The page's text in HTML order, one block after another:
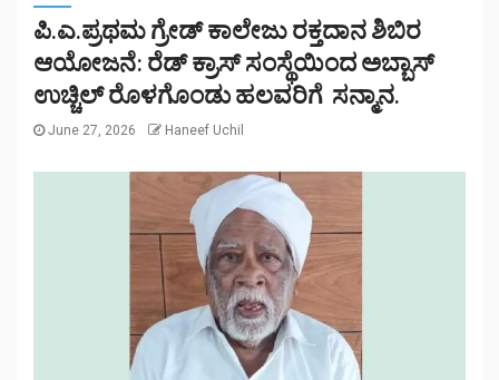
ಪಿ.ಎ.ಪ್ರಥಮ ಗ್ರೇಡ್ ಕಾಲೇಜು ರಕ್ತದಾನ ಶಿಬಿರ
ಆಯೋಜನೆ: ರೆಡ್ ಕ್ರಾಸ್ ಸಂಸ್ಥೆಯಿಂದ ಅಬ್ಬಾಸ್
ಉಚ್ಚಿಲ್ ರೊಳಗೊಂಡು ಹಲವರಿಗೆ ಸನ್ಮಾನ.
June 27, 2026 Haneef Uchil